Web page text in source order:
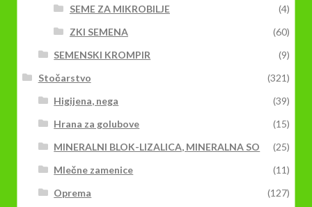
SEME ZA MIKROBILJE
(4)
ZKI SEMENA
(60)
SEMENSKI KROMPIR
(9)
Stočarstvo
(321)
Higijena, nega
(39)
Hrana za golubove
(15)
MINERALNI BLOK-LIZALICA, MINERALNA SO
(25)
Mlečne zamenice
(11)
Oprema
(127)